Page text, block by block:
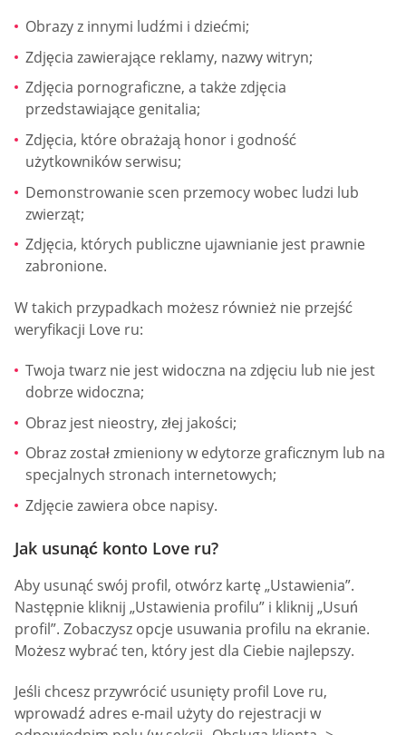
Obrazy z innymi ludźmi i dziećmi;
Zdjęcia zawierające reklamy, nazwy witryn;
Zdjęcia pornograficzne, a także zdjęcia
przedstawiające genitalia;
Zdjęcia, które obrażają honor i godność
użytkowników serwisu;
Demonstrowanie scen przemocy wobec ludzi lub
zwierząt;
Zdjęcia, których publiczne ujawnianie jest prawnie
zabronione.
W takich przypadkach możesz również nie przejść
weryfikacji Love ru:
Twoja twarz nie jest widoczna na zdjęciu lub nie jest
dobrze widoczna;
Obraz jest nieostry, złej jakości;
Obraz został zmieniony w edytorze graficznym lub na
specjalnych stronach internetowych;
Zdjęcie zawiera obce napisy.
Jak usunąć konto Love ru?
Aby usunąć swój profil, otwórz kartę „Ustawienia”.
Następnie kliknij „Ustawienia profilu” i kliknij „Usuń
profil”. Zobaczysz opcje usuwania profilu na ekranie.
Możesz wybrać ten, który jest dla Ciebie najlepszy.
Jeśli chcesz przywrócić usunięty profil Love ru,
wprowadź adres e-mail użyty do rejestracji w